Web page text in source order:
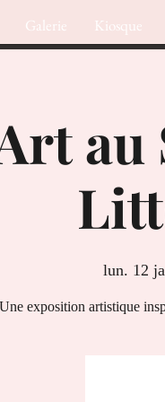
Galerie Kiosque
au
lun. 12
Une exposition artistique